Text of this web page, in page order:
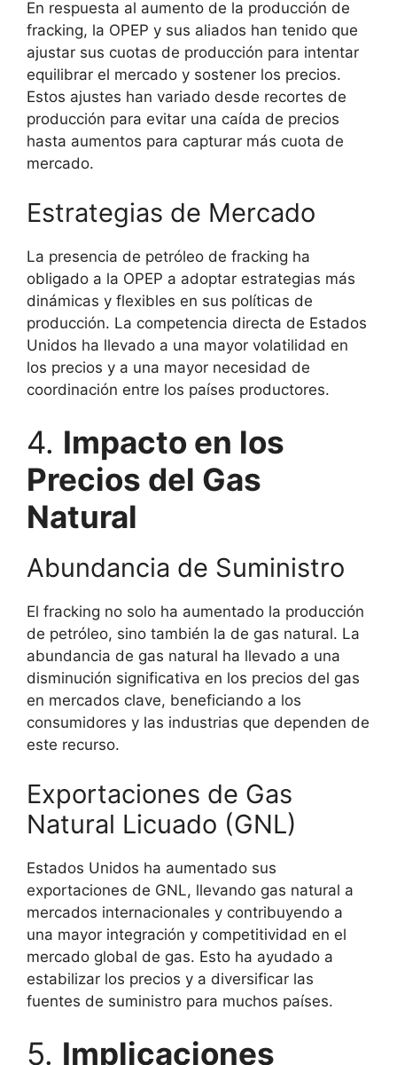
En respuesta al aumento de la producción de
fracking, la OPEP y sus aliados han tenido que
ajustar sus cuotas de producción para intentar
equilibrar el mercado y sostener los precios.
Estos ajustes han variado desde recortes de
producción para evitar una caída de precios
hasta aumentos para capturar más cuota de
mercado.
Estrategias de Mercado
La presencia de petróleo de fracking ha
obligado a la OPEP a adoptar estrategias más
dinámicas y flexibles en sus políticas de
producción. La competencia directa de Estados
Unidos ha llevado a una mayor volatilidad en
los precios y a una mayor necesidad de
coordinación entre los países productores.
4. Impacto en los
Precios del Gas
Natural
Abundancia de Suministro
El fracking no solo ha aumentado la producción
de petróleo, sino también la de gas natural. La
abundancia de gas natural ha llevado a una
disminución significativa en los precios del gas
en mercados clave, beneficiando a los
consumidores y las industrias que dependen de
este recurso.
Exportaciones de Gas
Natural Licuado (GNL)
Estados Unidos ha aumentado sus
exportaciones de GNL, llevando gas natural a
mercados internacionales y contribuyendo a
una mayor integración y competitividad en el
mercado global de gas. Esto ha ayudado a
estabilizar los precios y a diversificar las
fuentes de suministro para muchos países.
5. Implicaciones